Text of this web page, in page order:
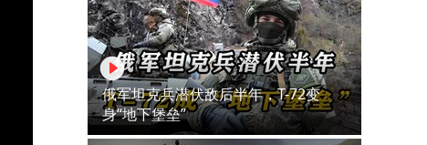
俄军坦克兵潜伏敌后半年，T-72变
身“地下堡垒”